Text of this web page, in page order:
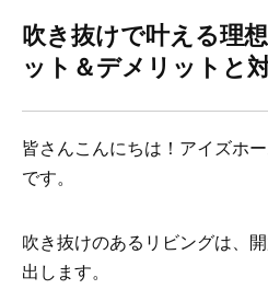
吹き抜けで叶える理
ット＆デメリットと
皆さんこんにちは！アイズホ
です。
吹き抜けのあるリビングは、
出します。